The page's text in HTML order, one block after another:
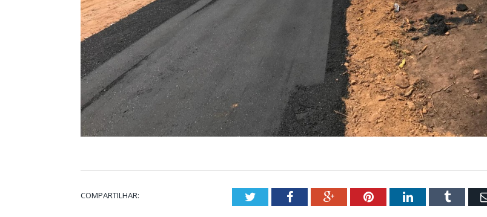
COMPARTILHAR: TwitterFacebookGoogle+PinterestLinkedInTumblr